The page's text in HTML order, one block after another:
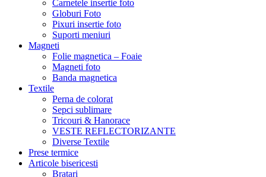
Carnetele insertie foto
Globuri Foto
Pixuri insertie foto
Suporti meniuri
Magneti
Folie magnetica – Foaie
Magneti foto
Banda magnetica
Textile
Perna de colorat
Sepci sublimare
Tricouri & Hanorace
VESTE REFLECTORIZANTE
Diverse Textile
Prese termice
Articole bisericesti
Bratari